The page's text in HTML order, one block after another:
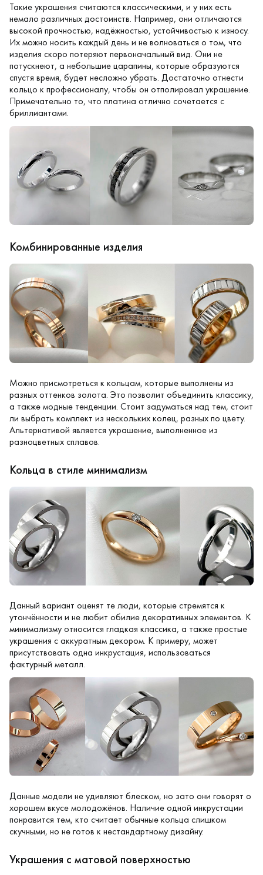
Такие украшения считаются классическими, и у них есть
немало различных достоинств. Например, они отличаются
высокой прочностью, надёжностью, устойчивостью к износу.
Их можно носить каждый день и не волноваться о том, что
изделия скоро потеряют первоначальный вид. Они не
потускнеют, а небольшие царапины, которые образуются
спустя время, будет несложно убрать. Достаточно отнести
кольцо к профессионалу, чтобы он отполировал украшение.
Примечательно то, что платина отлично сочетается с
бриллиантами.
Комбинированные изделия
Можно присмотреться к кольцам, которые выполнены из
разных оттенков золота. Это позволит объединить классику,
а также модные тенденции. Стоит задуматься над тем, стоит
ли выбрать комплект из нескольких колец, разных по цвету.
Альтернативой является украшение, выполненное из
разноцветных сплавов.
Кольца в стиле минимализм
Данный вариант оценят те люди, которые стремятся к
утончённости и не любит обилие декоративных элементов. К
минимализму относится гладкая классика, а также простые
украшения с аккуратным декором. К примеру, может
присутствовать одна инкрустация, использоваться
фактурный металл.
Данные модели не удивляют блеском, но зато они говорят о
хорошем вкусе молодожёнов. Наличие одной инкрустации
понравится тем, кто считает обычные кольца слишком
скучными, но не готов к нестандартному дизайну.
Украшения с матовой поверхностью